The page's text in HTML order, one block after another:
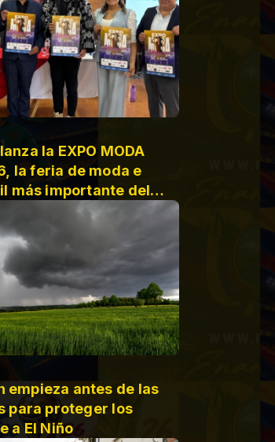
la EXPO MODA
la feria de moda e
más importante del
empieza antes de las
para proteger los
a El Niño